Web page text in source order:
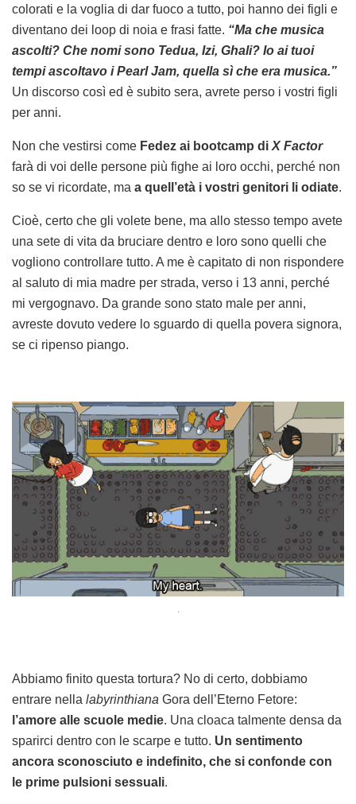
colorati e la voglia di dar fuoco a tutto, poi hanno dei figli e
diventano dei loop di noia e frasi fatte. “Ma che musica
ascolti? Che nomi sono Tedua, Izi, Ghali? Io ai tuoi
tempi ascoltavo i Pearl Jam, quella sì che era musica.”
Un discorso così ed è subito sera, avrete perso i vostri figli
per anni.
Non che vestirsi come Fedez ai bootcamp di X Factor
farà di voi delle persone più fighe ai loro occhi, perché non
so se vi ricordate, ma a quell’età i vostri genitori li odiate.
Cioè, certo che gli volete bene, ma allo stesso tempo avete
una sete di vita da bruciare dentro e loro sono quelli che
vogliono controllare tutto. A me è capitato di non rispondere
al saluto di mia madre per strada, verso i 13 anni, perché
mi vergognavo. Da grande sono stato male per anni,
avreste dovuto vedere lo sguardo di quella povera signora,
se ci ripenso piango.
.
Abbiamo finito questa tortura? No di certo, dobbiamo
entrare nella labyrinthiana Gora dell’Eterno Fetore:
l’amore alle scuole medie. Una cloaca talmente densa da
sparirci dentro con le scarpe e tutto. Un sentimento
ancora sconosciuto e indefinito, che si confonde con
le prime pulsioni sessuali.